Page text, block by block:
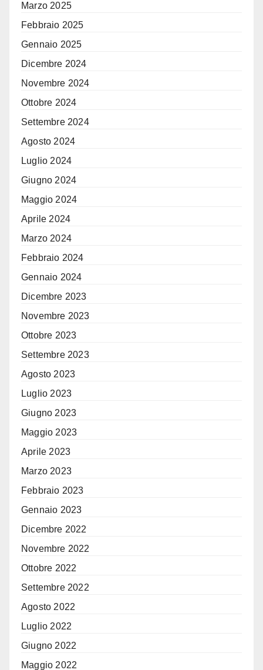
Marzo 2025
Febbraio 2025
Gennaio 2025
Dicembre 2024
Novembre 2024
Ottobre 2024
Settembre 2024
Agosto 2024
Luglio 2024
Giugno 2024
Maggio 2024
Aprile 2024
Marzo 2024
Febbraio 2024
Gennaio 2024
Dicembre 2023
Novembre 2023
Ottobre 2023
Settembre 2023
Agosto 2023
Luglio 2023
Giugno 2023
Maggio 2023
Aprile 2023
Marzo 2023
Febbraio 2023
Gennaio 2023
Dicembre 2022
Novembre 2022
Ottobre 2022
Settembre 2022
Agosto 2022
Luglio 2022
Giugno 2022
Maggio 2022